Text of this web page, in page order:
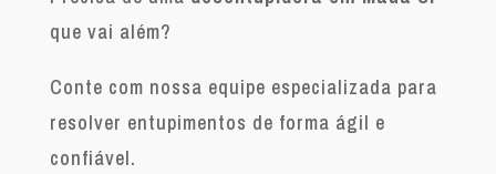
que vai além?
Conte com nossa equipe especializada para
resolver entupimentos de forma ágil e
confiável.